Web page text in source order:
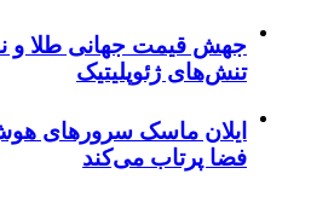
جهش قیمت جهانی طلا و
تنش‌های ژئوپلیتیک
ایلان ماسک سرورهای
فضا پرتاب می‌کند